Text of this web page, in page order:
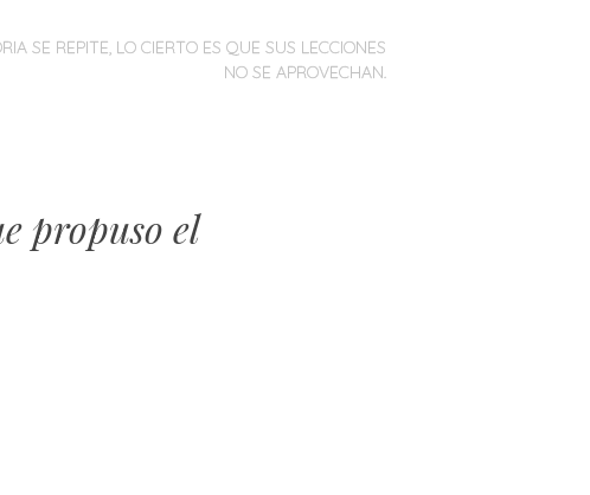
SE REPITE, LO CIERTO ES QUE SUS LECCIONES
NO SE APROVECHAN.
propuso el